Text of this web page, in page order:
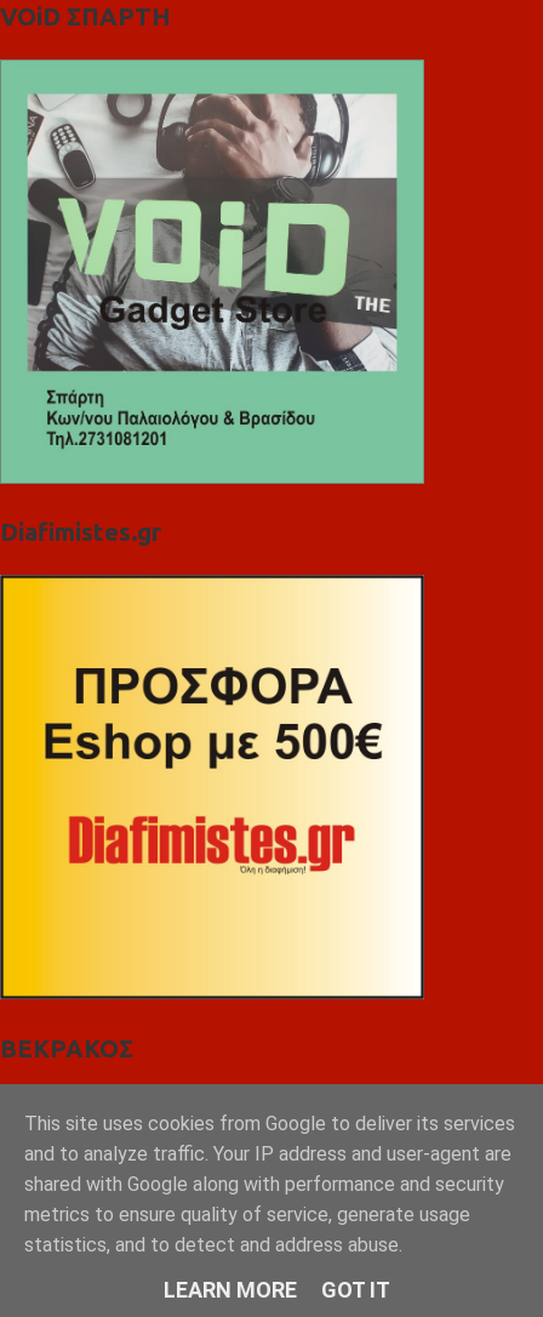
VOiD ΣΠΑΡΤΗ
Diafimistes.gr
ΒΕΚΡΑΚΟΣ
This site uses cookies from Google to deliver its services
and to analyze traffic. Your IP address and user-agent are
shared with Google along with performance and security
metrics to ensure quality of service, generate usage
statistics, and to detect and address abuse.
LEARN MORE GOT IT